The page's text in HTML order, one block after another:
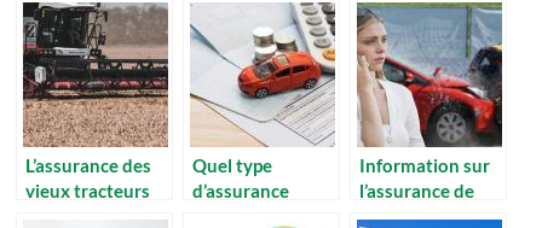
estimez-vous
votre assurance
professionnelle ?
exactement ?
L’assurance des
vieux tracteurs
Quel type
d’assurance
Information sur
l’assurance de
tous types de